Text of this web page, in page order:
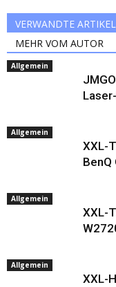
VERWANDTE ARTIKEL
MEHR VOM AUTOR
Allgemein
Allgemein
XXL-
BenQ
Allgemein
XXL-
Allgemein
XXL-